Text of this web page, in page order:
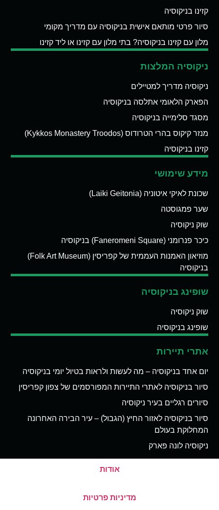
קזינו בניקוסיה
סיור פרטי מותאם אישית בניקוסיה עם מדריך מקומי
מלון עם קזינו בניקוסיה? בתי מלון עם קזינו או ליד קזינו
ניקוסיה המלצות
ניקוסיה מדריך למטיילים
הפארק הלאומי אתלסה בניקוסיה
מסגד סלימייה בניקוסיה
מנזר קיקוס בהרי הטרודוס (Kykkos Monastery Troodos)
קזינו בניקוסיה
מידע שימושי
שכונת לאיקי איטוניה (Laiki Geitonia)
שער פמגוסטה
שוק ניקוסיה
כיכר פנרומני (Faneromeni Square) בניקוסיה
מוזיאון האמנות העממית של קפריסין (Folk Art Museum)
בניקוסיה
שופינג בניקוסיה
שוק ניקוסיה
שופינג בניקוסיה
אתרי תיירות
יום אחד בניקוסיה – מה לעשות ולראות בטיול יומי בניקוסיה
סיור בניקוסיה לאתרי התיירות המפורסמים של צפון קפריסין
סיורים רגליים בעיר ניקוסיה
סיור בניקוסיה לאזור החיץ (הגבול) – עיר הבירה האחרונה
המחלוקת בעולם
ניקוסיה לונה פארק
אודות
מדיניות פרטיות